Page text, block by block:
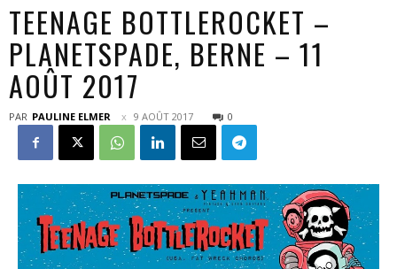
TEENAGE BOTTLEROCKET –
PLANETSPADE, BERNE – 11
AOÛT 2017
PAR PAULINE ELMER 9 AOÛT 2017 0